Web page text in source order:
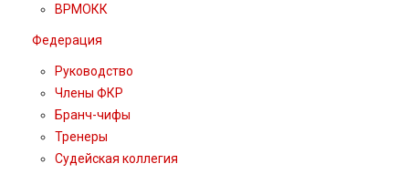
ВРМОКК
Федерация
Руководство
Члены ФКР
Бранч-чифы
Тренеры
Судейская коллегия